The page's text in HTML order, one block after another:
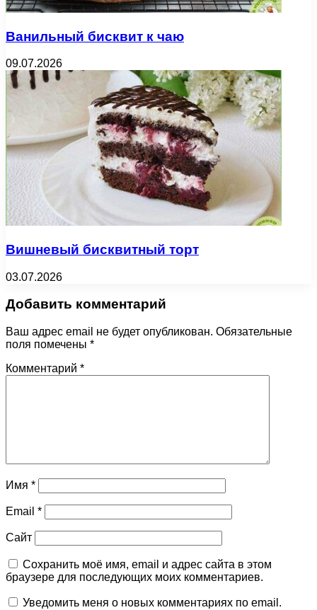
Ванильный бисквит к чаю
09.07.2026
Вишневый бисквитный торт
03.07.2026
Добавить комментарий
Ваш адрес email не будет опубликован. Обязательные
поля помечены *
Комментарий *
Имя *
Email *
Сайт
Сохранить моё имя, email и адрес сайта в этом
браузере для последующих моих комментариев.
Уведомить меня о новых комментариях по email.